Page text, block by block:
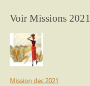
Voir Missions 2021
Mission dec 2021